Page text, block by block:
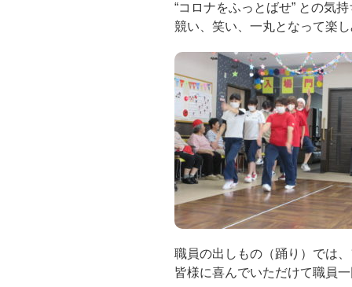
“コロナをふっとばせ” との気
競い、笑い、一丸となって楽
職員の出しもの（踊り）では
皆様に喜んでいただけて職員